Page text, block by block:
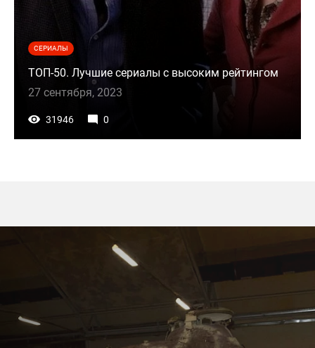
СЕРИАЛЫ
ТОП-50. Лучшие сериалы с высоким рейтингом
27 сентября, 2023
31946 0